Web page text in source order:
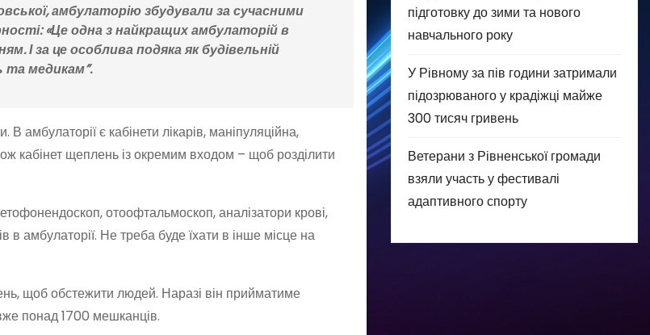
амбулаторію збудували за сучасними
«Це одна з найкращих амбулаторій в
І за це особлива подяка як будівельній
та медикам”.
амбулаторії є кабінети лікарів, маніпуляційна,
кабінет щеплень із окремим входом – щоб розділити
отоофтальмоскоп, аналізатори крові,
в амбулаторії. Не треба буде їхати в інше місце на
щоб обстежити людей. Наразі він прийматиме
вже понад 1700 мешканців.
підготовку до зими та нового
навчального року
У Рівному за пів години затримали
підозрюваного у крадіжці майже
300 тисяч гривень
Ветерани з Рівненської громади
взяли участь у фестивалі
адаптивного спорту